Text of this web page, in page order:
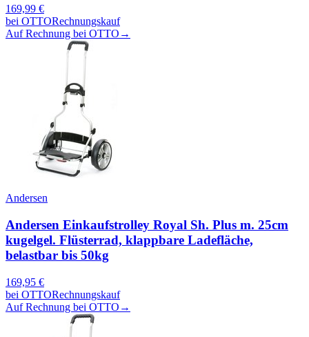
169,99 €
bei OTTORechnungskauf
Auf Rechnung bei OTTO →
Andersen
Andersen Einkaufstrolley Royal Sh. Plus m. 25cm
kugelgel. Flüsterrad, klappbare Ladefläche,
belastbar bis 50kg
169,95 €
bei OTTORechnungskauf
Auf Rechnung bei OTTO →